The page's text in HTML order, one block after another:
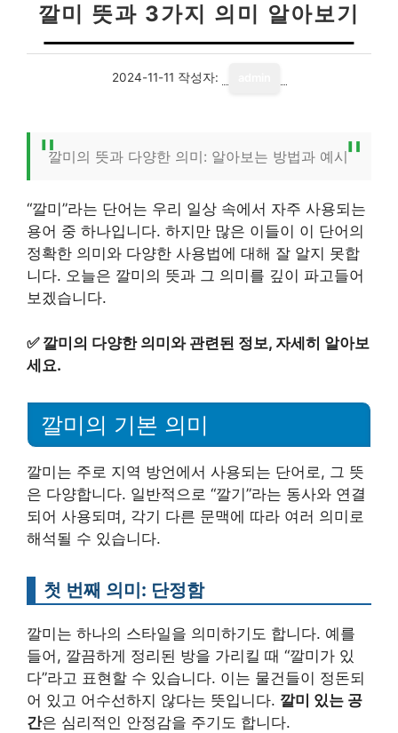
깔미 뜻과 3가지 의미 알아보기
2024-11-11 작성자:
깔미의 뜻과 다양한 의미: 알아보는 방법과 예시
“깔미”라는 단어는 우리 일상 속에서 자주 사용되는
용어 중 하나입니다. 하지만 많은 이들이 이 단어의
정확한 의미와 다양한 사용법에 대해 잘 알지 못합
니다. 오늘은 깔미의 뜻과 그 의미를 깊이 파고들어
보겠습니다.
✅깔미의 다양한 의미와 관련된 정보, 자세히 알아보
세요.
깔미의 기본 의미
깔미는 주로 지역 방언에서 사용되는 단어로, 그 뜻
은 다양합니다. 일반적으로 “깔기”라는 동사와 연결
되어 사용되며, 각기 다른 문맥에 따라 여러 의미로
해석될 수 있습니다.
첫 번째 의미: 단정함
깔미는 하나의 스타일을 의미하기도 합니다. 예를
들어, 깔끔하게 정리된 방을 가리킬 때 “깔미가 있
다”라고 표현할 수 있습니다. 이는 물건들이 정돈되
어 있고 어수선하지 않다는 뜻입니다. 깔미 있는 공
간은 심리적인 안정감을 주기도 합니다.